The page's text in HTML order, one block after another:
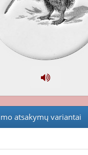
atsakymų variantai